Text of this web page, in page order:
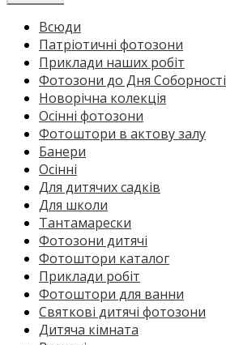
Всюди
Патріотичні фотозони
Приклади наших робіт
Фотозони до Дня Соборності
Новорічна колекція
Осінні фотозони
Фотоштори в актову залу
Банери
Осінні
Для дитячих садків
Для школи
Тантамарески
Фотозони дитячі
Фотоштори каталог
Приклади робіт
Фотоштори для ванни
Святкові дитячі фотозони
Дитяча кімната